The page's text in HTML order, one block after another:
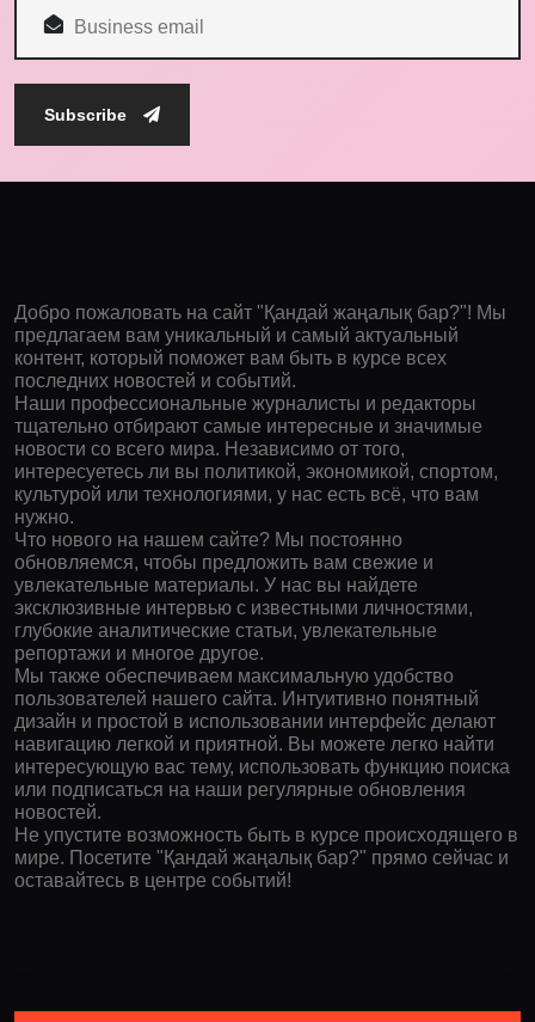
Subscribe
Добро пожаловать на сайт "Қандай жаңалық бар?"! Мы
предлагаем вам уникальный и самый актуальный
контент, который поможет вам быть в курсе всех
последних новостей и событий.
Наши профессиональные журналисты и редакторы
тщательно отбирают самые интересные и значимые
новости со всего мира. Независимо от того,
интересуетесь ли вы политикой, экономикой, спортом,
культурой или технологиями, у нас есть всё, что вам
нужно.
Что нового на нашем сайте? Мы постоянно
обновляемся, чтобы предложить вам свежие и
увлекательные материалы. У нас вы найдете
эксклюзивные интервью с известными личностями,
глубокие аналитические статьи, увлекательные
репортажи и многое другое.
Мы также обеспечиваем максимальную удобство
пользователей нашего сайта. Интуитивно понятный
дизайн и простой в использовании интерфейс делают
навигацию легкой и приятной. Вы можете легко найти
интересующую вас тему, использовать функцию поиска
или подписаться на наши регулярные обновления
новостей.
Не упустите возможность быть в курсе происходящего в
мире. Посетите "Қандай жаңалық бар?" прямо сейчас и
оставайтесь в центре событий!